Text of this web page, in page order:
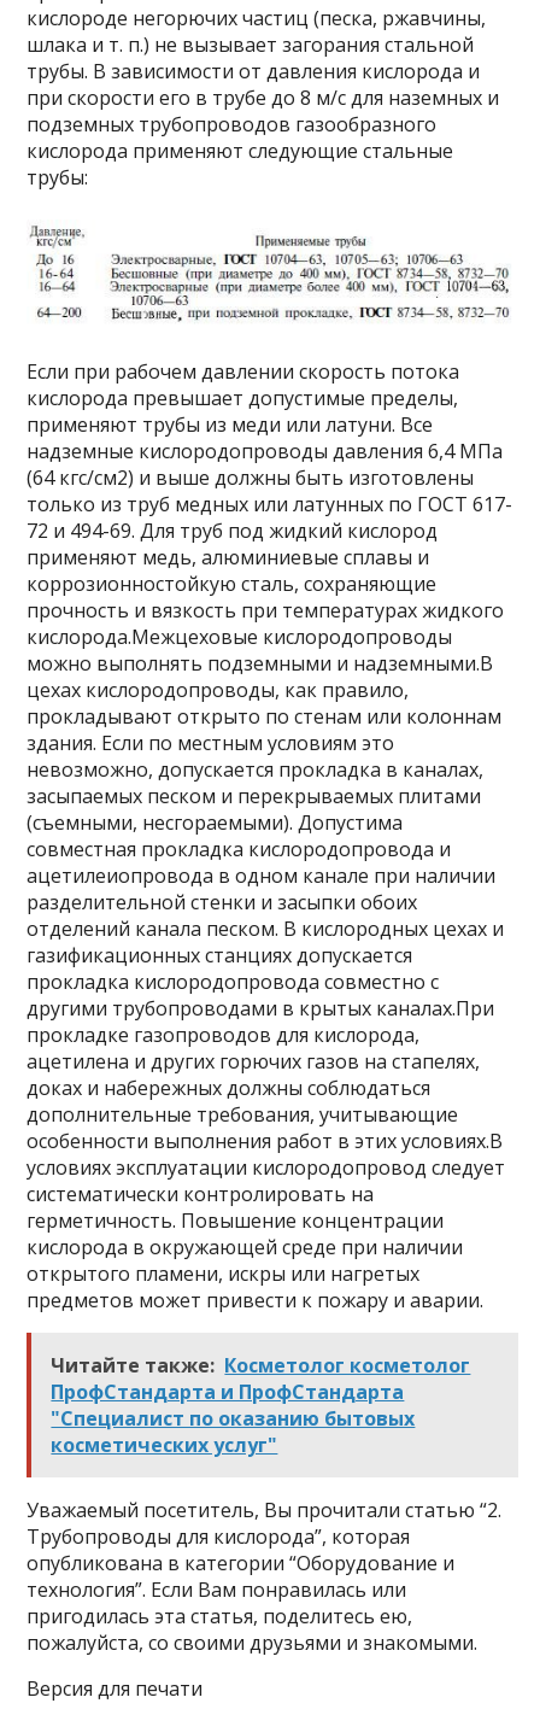
кислороде негорючих частиц (песка, ржавчины,
шлака и т. п.) не вызывает загорания стальной
трубы. В зависимости от давления кислорода и
при скорости его в трубе до 8 м/с для наземных и
подземных трубопроводов газообразного
кислорода применяют следующие стальные
трубы:
Если при рабочем давлении скорость потока
кислорода превышает допустимые пределы,
применяют трубы из меди или латуни. Все
надземные кислородопроводы давления 6,4 МПа
(64 кгс/см2) и выше должны быть изготовлены
только из труб медных или латунных по ГОСТ 617-
72 и 494-69. Для труб под жидкий кислород
применяют медь, алюминиевые сплавы и
коррозионностойкую сталь, сохраняющие
прочность и вязкость при температурах жидкого
кислорода.Межцеховые кислородопроводы
можно выполнять подземными и надземными.В
цехах кислородопроводы, как правило,
прокладывают открыто по стенам или колоннам
здания. Если по местным условиям это
невозможно, допускается прокладка в каналах,
засыпаемых песком и перекрываемых плитами
(съемными, несгораемыми). Допустима
совместная прокладка кислородопровода и
ацетилеиопровода в одном канале при наличии
разделительной стенки и засыпки обоих
отделений канала песком. В кислородных цехах и
газификационных станциях допускается
прокладка кислородопровода совместно с
другими трубопроводами в крытых каналах.При
прокладке газопроводов для кислорода,
ацетилена и других горючих газов на стапелях,
доках и набережных должны соблюдаться
дополнительные требования, учитывающие
особенности выполнения работ в этих условиях.В
условиях эксплуатации кислородопровод следует
систематически контролировать на
герметичность. Повышение концентрации
кислорода в окружающей среде при наличии
открытого пламени, искры или нагретых
предметов может привести к пожару и аварии.
Читайте также: Косметолог косметолог
ПрофСтандарта и ПрофСтандарта
"Специалист по оказанию бытовых
косметических услуг"
Уважаемый посетитель, Вы прочитали статью “2.
Трубопроводы для кислорода”, которая
опубликована в категории “Оборудование и
технология”. Если Вам понравилась или
пригодилась эта статья, поделитесь ею,
пожалуйста, со своими друзьями и знакомыми.
Версия для печати